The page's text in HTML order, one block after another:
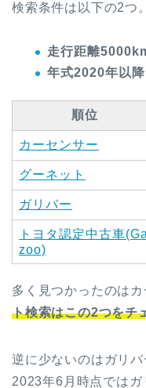
検索条件は以下の2つ。
走行距離
年式2020年以降
順位
カーセンサー
グーネット
ガリバー
トヨタ認定中古車(Ga
zoo)
多く見つかったのは
ト検索はこの2つをチ
逆に少ないのはガリバ
2023年6月時点では